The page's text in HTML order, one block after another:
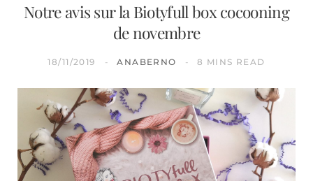
Notre avis sur la Biotyfull box cocooning
de novembre
18/11/2019 ANABERNO 8 MINS READ